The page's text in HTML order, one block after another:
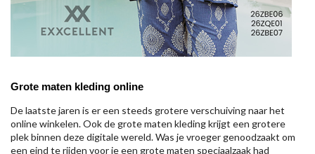
Grote maten kleding online
De laatste jaren is er een steeds grotere verschuiving naar het
online winkelen. Ook de grote maten kleding krijgt een grotere
plek binnen deze digitale wereld. Was je vroeger genoodzaakt om
een eind te rijden voor je een grote maten speciaalzaak had